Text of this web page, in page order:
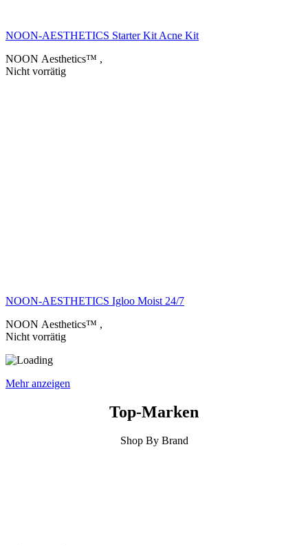
NOON-AESTHETICS Starter Kit Acne Kit
NOON Aesthetics™ ,
Nicht vorrätig
NOON-AESTHETICS Igloo Moist 24/7
NOON Aesthetics™ ,
Nicht vorrätig
Mehr anzeigen
Top-Marken
Shop By Brand